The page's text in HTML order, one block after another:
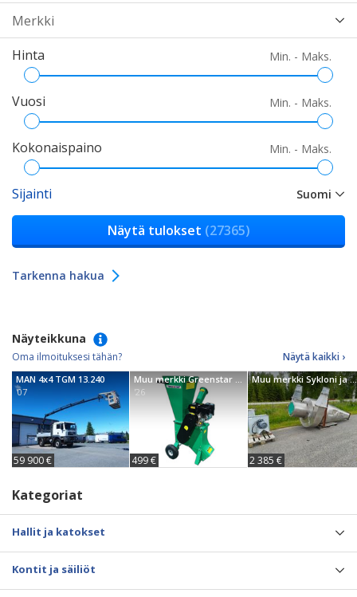
Min. - Maks.
Hinta
Min. - Maks.
Vuosi
Min. - Maks.
Kokonaispaino
Suomi
Sijainti
Näytä tulokset (27365)
Tarkenna hakua
Näyteikkuna
Oma ilmoituksesi tähän? Näytä kaikki ›
MAN 4x4 TGM 13.240
'07
59 900 €
'26
499 €
Muu merkki Sykloni ja Puhallin
2 385 €
Kategoriat
Hallit ja katokset
Kontit ja säiliöt